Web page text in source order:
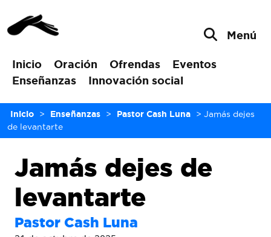
Inicio Oración Ofrendas
Eventos
Enseñanzas
Innovación social
Menú
Inicio > Enseñanzas > Pastor Cash Luna > Jamás dejes
de levantarte
Jamás dejes de
levantarte
Pastor Cash Luna